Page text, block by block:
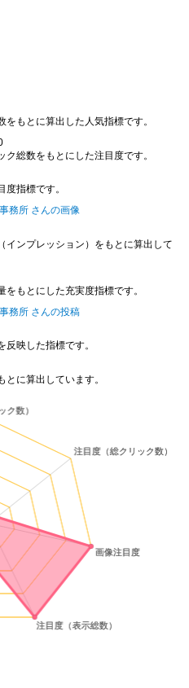
もとに算出した人気指標です。
総数をもとにした注目度です。
指標です。
務所 さんの画像
インプレッション）をもとに算出して
もとにした充実度指標です。
務所 さんの投稿
映した指標です。
に算出しています。